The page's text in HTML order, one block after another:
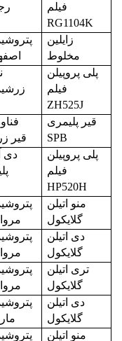
فیلم
RG1104K
زایلین
مخلوط
پلی پروپیلن
فیلم
ZH525J
قیر پلیمری
SPB
قیر
پلی پروپیلن
فیلم
HP520H
دی
منو اتیلن
گلایکول
دی اتیلن
گلایکول
تری اتیلن
گلایکول
دی اتیلن
گلایکول
منو اتیلن